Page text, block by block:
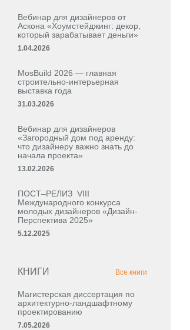
Вебинар для дизайнеров от
Аскона «Хоумстейджинг: декор,
который зарабатывает деньги»
1.04.2026
MosBuild 2026 — главная
строительно-интерьерная
выставка года
31.03.2026
Вебинар для дизайнеров
«Загородный дом под аренду:
что дизайнеру важно знать до
начала проекта»
13.02.2026
ПОСТ–РЕЛИЗ VIII
Международного конкурса
молодых дизайнеров «Дизайн-
Перспектива 2025»
5.12.2025
КНИГИ Все книги
Магистерская диссертация по
архитектурно-ландшафтному
проектированию
7.05.2026